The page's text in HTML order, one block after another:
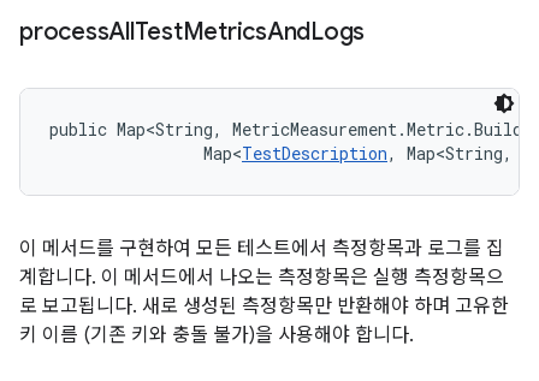
processAllTestMetricsAndLogs
public Map<String,
                Map<
TestDescription, Map<String,
이 메서드를 구현하여 모든 테스트에서 측정항목과 로그를 집
계합니다. 이 메서드에서 나오는 측정항목은 실행 측정항목으
로 보고됩니다. 새로 생성된 측정항목만 반환해야 하며 고유한
키 이름 (기존 키와 충돌 불가)을 사용해야 합니다.